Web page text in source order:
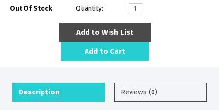
Out Of Stock Quantity:
Add to Wish List
Add to Cart
Description Reviews (0)